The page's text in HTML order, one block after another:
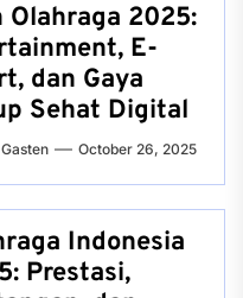
Olahraga 2025:
E-
dan Gaya
Sehat Digital
October 26, 2025
Indonesia
Prestasi,